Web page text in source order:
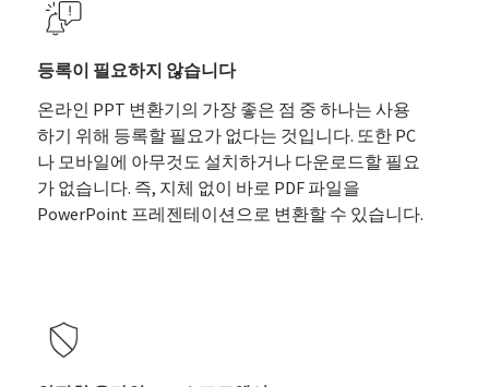
등록이 필요하지 않습니다
온라인 PPT 변환기의 가장 좋은 점 중 하나는 사용
하기 위해 등록할 필요가 없다는 것입니다. 또한 PC
나 모바일에 아무것도 설치하거나 다운로드할 필요
가 없습니다. 즉, 지체 없이 바로 PDF 파일을
PowerPoint 프레젠테이션으로 변환할 수 있습니다.